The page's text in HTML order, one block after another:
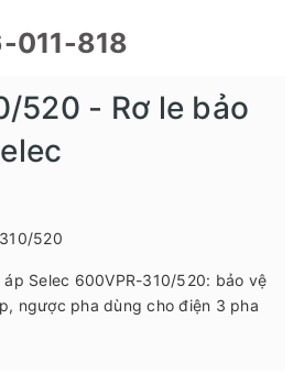
011-818
520 - Rơ le bảo
520
áp Selec 600VPR-310/520: bảo vệ
ngược pha dùng cho điện 3 pha